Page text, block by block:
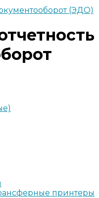
(ЭДО)
принтеры